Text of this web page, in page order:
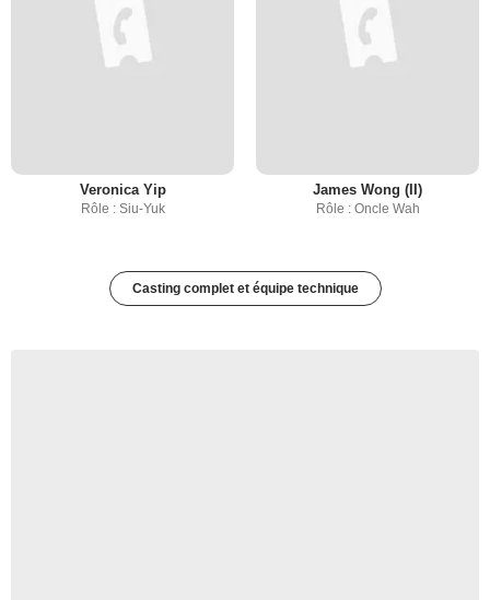
Veronica Yip
Rôle : Siu-Yuk
James Wong (II)
Rôle : Oncle Wah
Casting complet et équipe technique